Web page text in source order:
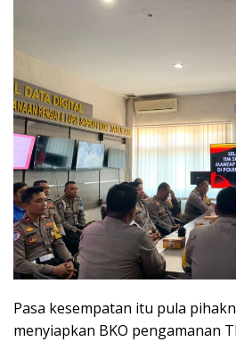
Pasa kesempatan itu pula
menyiapkan BKO pengamanan